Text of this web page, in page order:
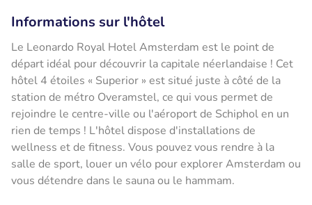
Informations sur l'hôtel
Le Leonardo Royal Hotel Amsterdam est le point de
départ idéal pour découvrir la capitale néerlandaise ! Cet
hôtel 4 étoiles « Superior » est situé juste à côté de la
station de métro Overamstel, ce qui vous permet de
rejoindre le centre-ville ou l'aéroport de Schiphol en un
rien de temps ! L'hôtel dispose d'installations de
wellness et de fitness. Vous pouvez vous rendre à la
salle de sport, louer un vélo pour explorer Amsterdam ou
vous détendre dans le sauna ou le hammam.